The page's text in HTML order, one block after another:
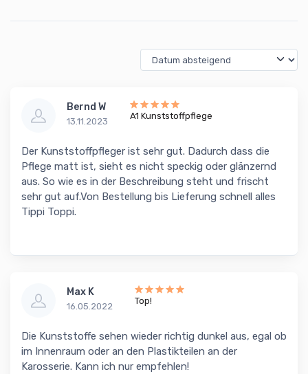
Bernd W
13.11.2023
A1 Kunststoffpflege
Der Kunststoffpfleger ist sehr gut. Dadurch dass die
Pflege matt ist, sieht es nicht speckig oder glänzernd
aus. So wie es in der Beschreibung steht und frischt
sehr gut auf.Von Bestellung bis Lieferung schnell alles
Tippi Toppi.
Max K
16.05.2022
Top!
Die Kunststoffe sehen wieder richtig dunkel aus, egal ob
im Innenraum oder an den Plastikteilen an der
Karosserie. Kann ich nur empfehlen!